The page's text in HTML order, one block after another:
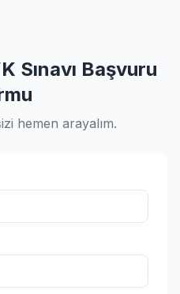
Sınavı Başvuru
hemen arayalım.